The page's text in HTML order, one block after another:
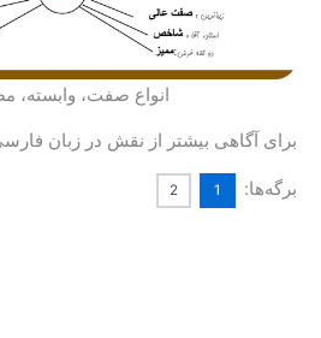
انواع صفت، وابسته،
برای آگاهی بیشتر از نقش در زبان
برگه‌ها: 1
2